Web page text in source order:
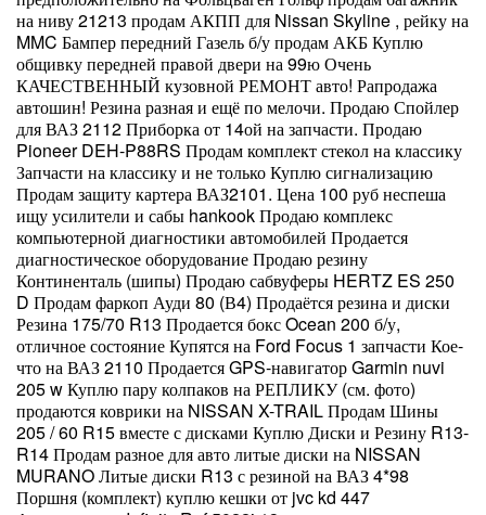
на ниву 21213 продам АКПП для Nissan Skyline , рейку на
MMC Бампер передний Газель б/у продам АКБ Куплю
общивку передней правой двери на 99ю Очень
КАЧЕСТВЕННЫЙ кузовной РЕМОНТ авто! Рапродажа
автошин! Резина разная и ещё по мелочи. Продаю Спойлер
для ВАЗ 2112 Приборка от 14ой на запчасти. Продаю
Pioneer DEH-P88RS Продам комплект стекол на классику
Запчасти на классику и не только Куплю сигнализацию
Продам защиту картера ВАЗ2101. Цена 100 руб неспеша
ищу усилители и сабы hankook Продаю комплекс
компьютерной диагностики автомобилей Продается
диагностическое оборудование Продаю резину
Континенталь (шипы) Продаю сабвуферы HERTZ ES 250
D Продам фаркоп Ауди 80 (В4) Продаётся резина и диски
Резина 175/70 R13 Продается бокс Ocean 200 б/у,
отличное состояние Купятся на Ford Focus 1 запчасти Кое-
что на ВАЗ 2110 Продается GPS-навигатор Garmin nuvi
205 w Куплю пару колпаков на РЕПЛИКУ (см. фото)
продаются коврики на NISSAN X-TRAIL Продам Шины
205 / 60 R15 вместе с дисками Куплю Диски и Резину R13-
R14 Продам разное для авто литые диски на NISSAN
MURANO Литые диски R13 с резиной на ВАЗ 4*98
Поршня (комплект) куплю кешки от jvc kd 447